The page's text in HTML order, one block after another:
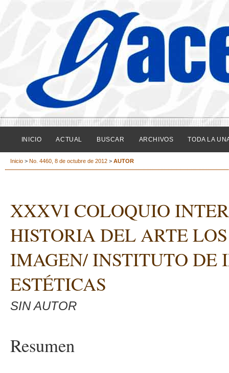
INICIO ACTUAL BUSCAR ARCHIVOS TODA LA
Inicio > No. 4460, 8 de octubre de 2012 > AUTOR
XXXVI COLOQUIO
HISTORIA DEL ARTE
IMAGEN/ INSTITUTO DE
ESTÉTICAS
SIN AUTOR
Resumen